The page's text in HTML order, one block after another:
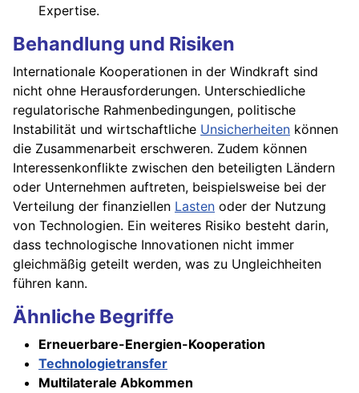
Expertise.
Behandlung und Risiken
Internationale Kooperationen in der Windkraft sind
nicht ohne Herausforderungen. Unterschiedliche
regulatorische Rahmenbedingungen, politische
Instabilität und wirtschaftliche Unsicherheiten können
die Zusammenarbeit erschweren. Zudem können
Interessenkonflikte zwischen den beteiligten Ländern
oder Unternehmen auftreten, beispielsweise bei der
Verteilung der finanziellen Lasten oder der Nutzung
von Technologien. Ein weiteres Risiko besteht darin,
dass technologische Innovationen nicht immer
gleichmäßig geteilt werden, was zu Ungleichheiten
führen kann.
Ähnliche Begriffe
Erneuerbare-Energien-Kooperation
Technologietransfer
Multilaterale Abkommen